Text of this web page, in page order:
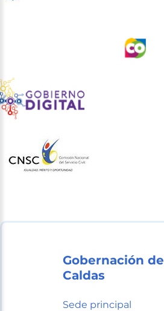
Gobernación de
Caldas
Sede principal